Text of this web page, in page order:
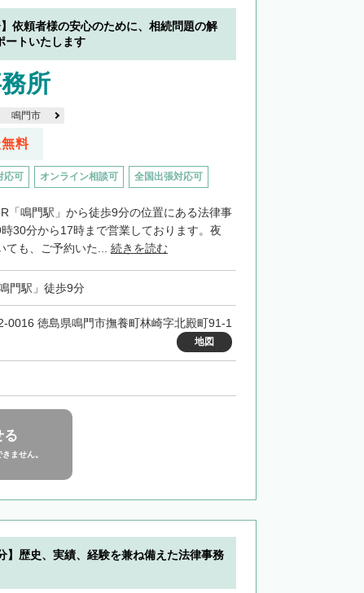
】依頼者様の安心のために、相続問題の解
ートいたします
所
鳴門市
料
応可 オンライン相談可 全国出張対応可
「鳴門駅」から徒歩9分の位置にある法律事
30分から17時まで営業しております。夜
ても、ご予約いた... 続きを読む
門駅」徒歩9分
0016 徳島県鳴門市撫養町林崎字北殿町91-1
地図
る
ません。
】歴史、実績、経験を兼ね備えた法律事務